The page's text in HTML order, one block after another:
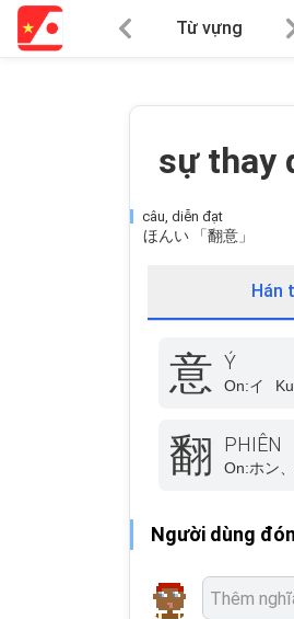
Từ vựng
sự thay
câu, diễn đạt
ほんい 「翻意」
Hán
意 Ý
On:イ
翻 PHIÊN
On:ホン
Người dùng